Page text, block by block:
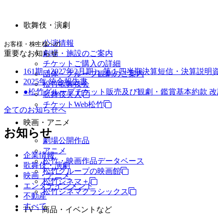
歌舞伎・演劇
公演情報
劇場・施設のご案内
チケットご購入の詳細
団体・グループ観劇のご案内
松竹歌舞伎会
歌舞伎美人
チケットWeb松竹
映画・アニメ
劇場公開作品
アニメ
松竹・映画作品データベース
松竹グループの映画館
松竹シネマ＋
松竹シネマクラシックス
TV・商品・イベントなど
お客様・株主様への
重要なお知らせ
161期（2027年2月期） 第１四半期決算短信・決算説明
2025年 統合報告書
●松竹グループチケット販売及び観劇・鑑賞基本約款
全てのお知らせへ
お知らせ
企業情報
歌舞伎・演劇
映画・アニメ
エンタテインメント
不動産
すべて